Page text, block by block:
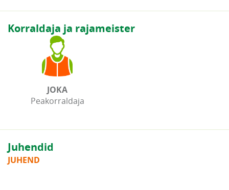
Korraldaja ja rajameister
JOKA
Peakorraldaja
Juhendid
JUHEND